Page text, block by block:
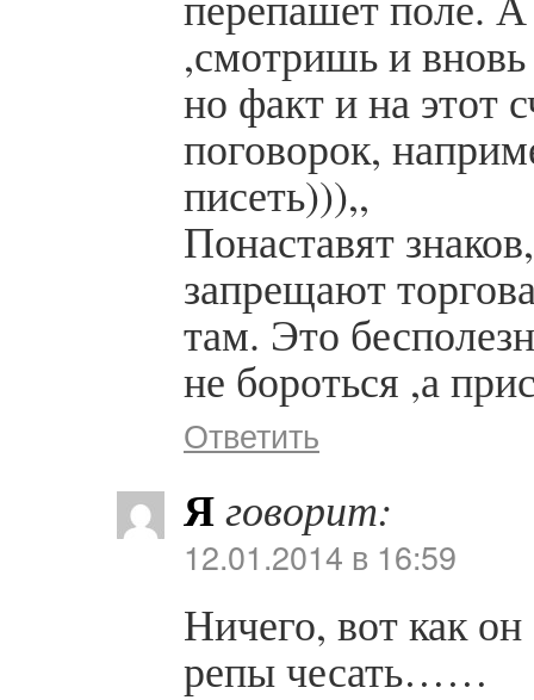
,смотришь и
но факт и на этот
поговорок,
писеть))),,
Понаставят
запрещают
там. Это
не бороться ,а
Ответить
Яговорит:
12.01.2014 в 16:59
Ничего, вот как он
репы чесать……